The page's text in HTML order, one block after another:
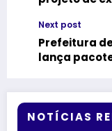
Next post
Prefeitura
lança
NOTÍCIAS